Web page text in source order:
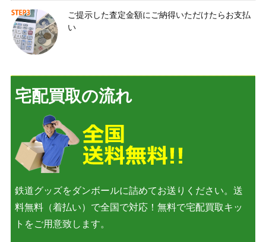
ご提示した査定金額にご納得いただけたらお支払
い
宅配買取の流れ
鉄道グッズをダンボールに詰めてお送りください。送
料無料（着払い）で全国で対応！無料で宅配買取キッ
トをご用意致します。